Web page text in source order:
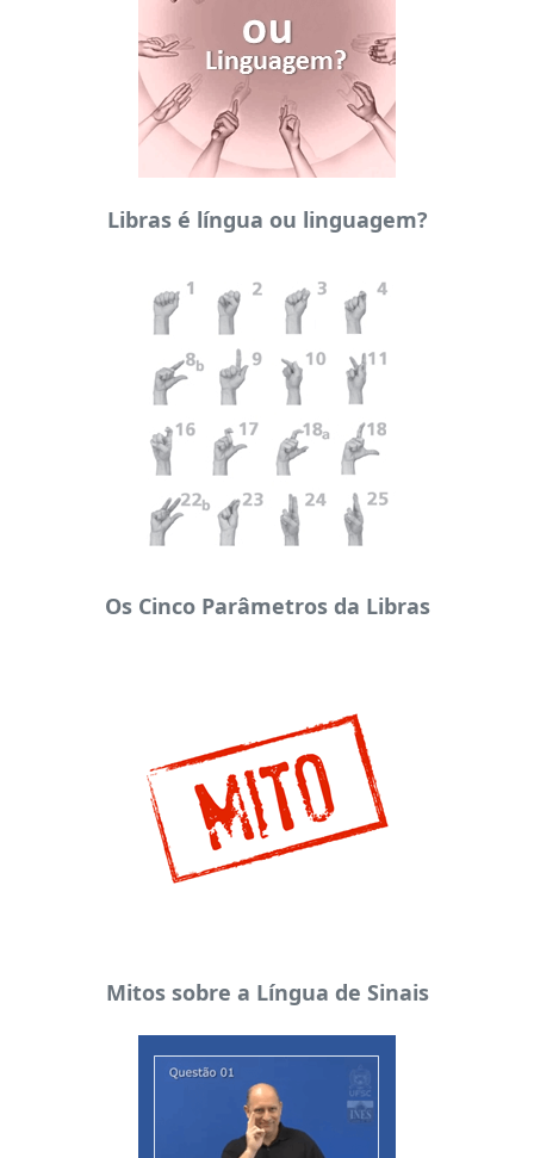
Libras é língua ou linguagem?
Os Cinco Parâmetros da Libras
Mitos sobre a Língua de Sinais